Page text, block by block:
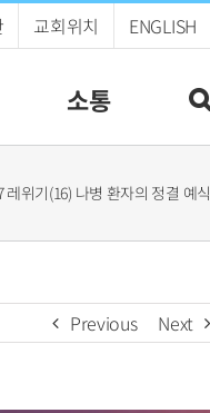
교회위치 ENGLISH
소통
위기(16) 나병 환자의 정결 예식
Previous Next